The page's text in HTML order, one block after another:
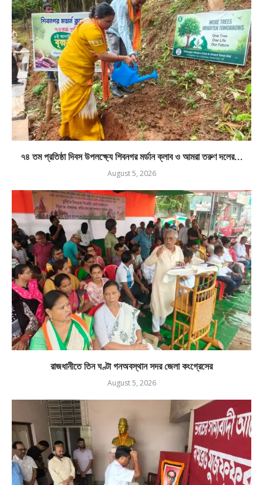
৭৪ তম প্রতিষ্ঠা দিবস উপলক্ষ্যে শিবনগর মর্ডান ক্লাব ও আমরা তরুণ দলের...
August 5, 2026
রাজধানীতে তিন ঘণ্টা গনঅবস্থান সদর জেলা কংগ্রেসের
August 5, 2026